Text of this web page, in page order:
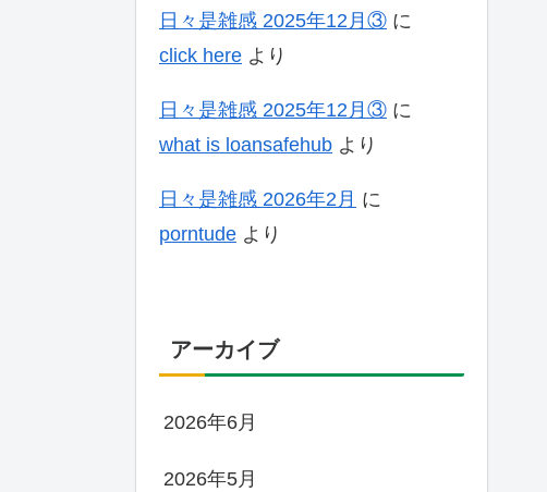
日々是雑感 2025年12月③ に
click here より
日々是雑感 2025年12月③ に
what is loansafehub より
日々是雑感 2026年2月 に
porntude より
アーカイブ
2026年6月
2026年5月